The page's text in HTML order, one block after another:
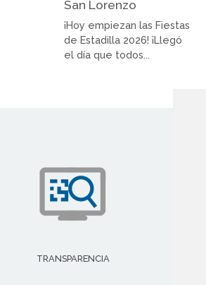
San Lorenzo
¡Hoy empiezan las Fiestas
de Estadilla 2026! ¡Llegó
el día que todos...
TRANSPARENCIA